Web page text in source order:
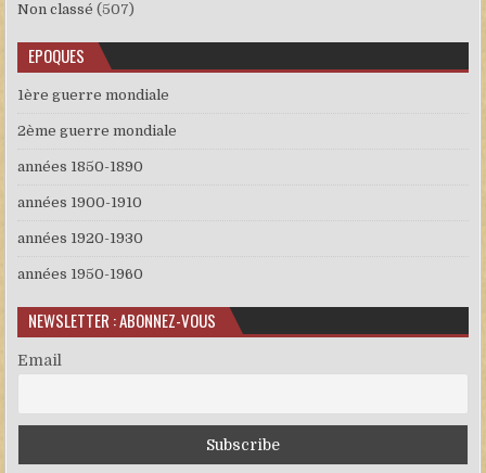
Non classé (507)
EPOQUES
1ère guerre mondiale
2ème guerre mondiale
années 1850-1890
années 1900-1910
années 1920-1930
années 1950-1960
NEWSLETTER : ABONNEZ-VOUS
Email